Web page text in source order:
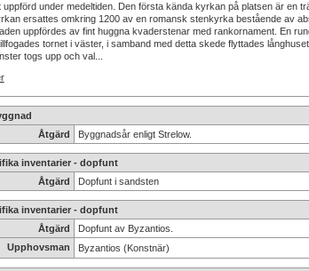
uppförd under medeltiden. Den första kända kyrkan på platsen är en
ersattes omkring 1200 av en romansk stenkyrka bestående av
uppfördes av fint huggna kvaderstenar med rankornament. En
tornet i väster, i samband med detta skede flyttades
togs upp och val...
Åtgärd
Byggnadsår enligt Strelow.
inventarier - dopfunt
Åtgärd
Dopfunt i sandsten
inventarier - dopfunt
Åtgärd
Dopfunt av Byzantios.
Upphovsman
Byzantios (Konstnär)